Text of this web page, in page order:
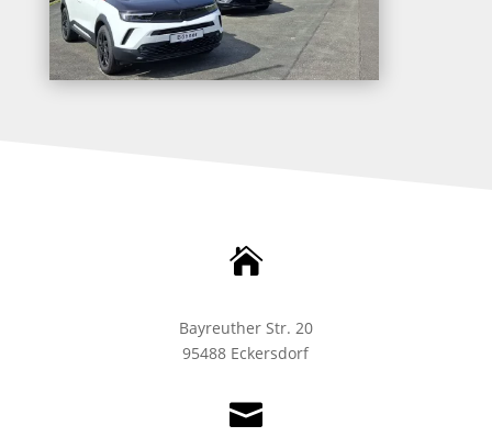

Bayreuther Str. 20
95488 Eckersdorf
